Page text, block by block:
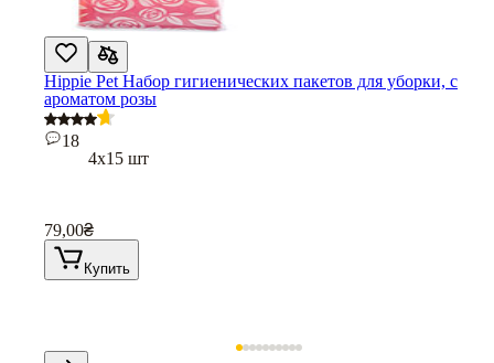
Hippie Pet Набор гигиенических пакетов для уборки, с
ароматом розы
18
4х15 шт
79,00₴
Купить